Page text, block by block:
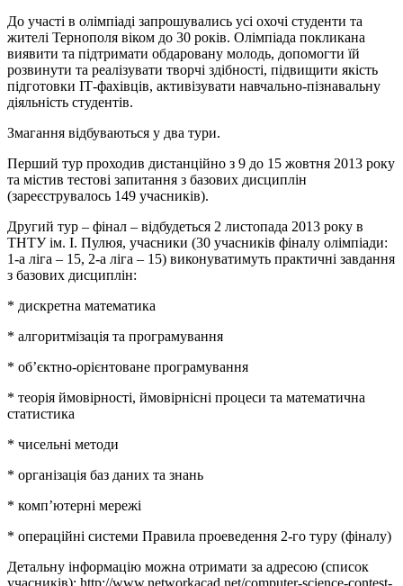
До участі в олімпіаді запрошувались усі охочі студенти та
жителі Тернополя віком до 30 років. Олімпіада покликана
виявити та підтримати обдаровану молодь, допомогти їй
розвинути та реалізувати творчі здібності, підвищити якість
підготовки ІТ-фахівців, активізувати навчально-пізнавальну
діяльність студентів.
Змагання відбуваються у два тури.
Перший тур проходив дистанційно з 9 до 15 жовтня 2013 року
та містив тестові запитання з базових дисциплін
(зареєструвалось 149 учасників).
Другий тур – фінал – відбудеться 2 листопада 2013 року в
ТНТУ ім. І. Пулюя, учасники (30 учасників фіналу олімпіади:
1-а ліга – 15, 2-а ліга – 15) виконуватимуть практичні завдання
з базових дисциплін:
* дискретна математика
* алгоритмізація та програмування
* об’єктно-орієнтоване програмування
* теорія ймовірності, ймовірнісні процеси та математична
статистика
* чисельні методи
* організація баз даних та знань
* комп’ютерні мережі
* операційні системи Правила проеведення 2-го туру (фіналу)
Детальну інформацію можна отримати за адресою (список